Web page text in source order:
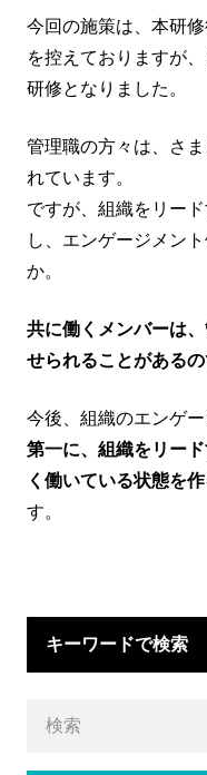
今回の施策は、本研
を控えておりますが
研修となりました。
管理職の方々は、さ
れています。
ですが、組織をリー
し、エンゲージメン
か。
共に働くメンバーは
せられることがある
今後、組織のエンゲ
第一に、組織をリー
く働いている状態を
す。
キーワードで検索